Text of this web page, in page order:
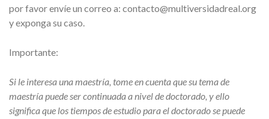
por favor envíe un correo a: contacto@multiversidadreal.org
y exponga su caso.
Importante:
Si le interesa una maestría, tome en cuenta que su tema de
maestría puede ser continuada a nivel de doctorado, y ello
significa que los tiempos de estudio para el doctorado se puede